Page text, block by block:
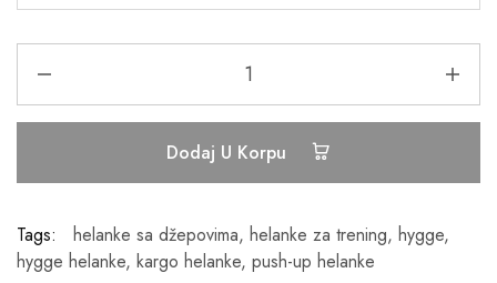
Dodaj U Korpu
Tags: helanke sa džepovima, helanke za trening, hygge,
hygge helanke, kargo helanke, push-up helanke